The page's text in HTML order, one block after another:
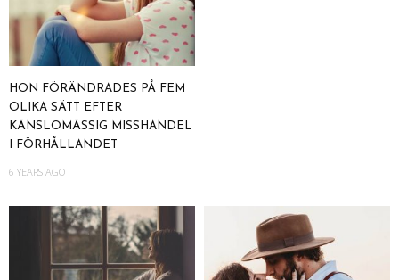
HON FÖRÄNDRADES PÅ FEM
OLIKA SÄTT EFTER
KÄNSLOMÄSSIG MISSHANDEL
I FÖRHÅLLANDET
6 YEARS AGO